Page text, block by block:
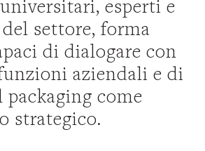
esperti e
settore, forma
di dialogare con
aziendali e di
packaging come
strategico.